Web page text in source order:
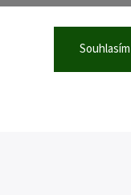
Souhlasím